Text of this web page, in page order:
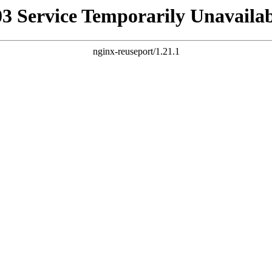
Service Temporarily
nginx-reuseport/1.21.1